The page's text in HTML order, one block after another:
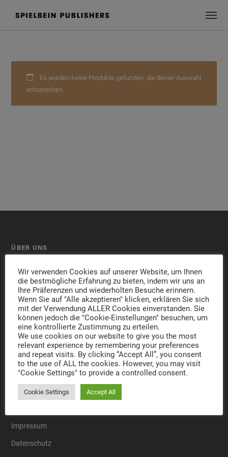
Es wurden keine Produkte gefunden, die deiner Auswahl
entsprechen.
ÜBER UNS
SPIELBEIN PUBLISHERS publiziert Medienprodukte von
Gestaltern für die Kreativwirtschaft, Industrie und Lehre. Das
Programm an der Schnittstelle von Wirtschaft, Design und Kunst
folgt der Leitidee Rückblick – Ist – Vorschau und eröffnet ein
Spektrum von Wissen bis Inspiration.
LINKS
Impressum
Datenschutz
Wir verwenden Cookies auf unserer Website, um Ihnen
die bestmögliche Erfahrung zu bieten, indem wir uns an
Ihre Präferenzen und wiederholten Besuche erinnern.
Wenn Sie auf "Alle akzeptieren" klicken, erklären Sie sich
mit der Verwendung ALLER Cookies einverstanden. Sie
können jedoch die "Cookie-Einstellungen" besuchen, um
eine kontrollierte Zustimmung zu erteilen.
We use cookies on our website to give you the most
relevant experience by remembering your preferences
and repeat visits. By clicking “Accept All”, you consent
to the use of ALL the cookies. However, you may visit
"Cookie Settings" to provide a controlled consent.
Cookie Settings Accept All